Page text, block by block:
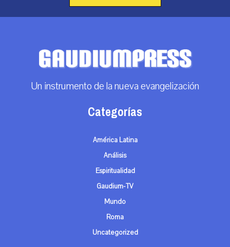
Un instrumento de la nueva evangelización
Categorías
América Latina
Análisis
Espiritualidad
Gaudium-TV
Mundo
Roma
Uncategorized